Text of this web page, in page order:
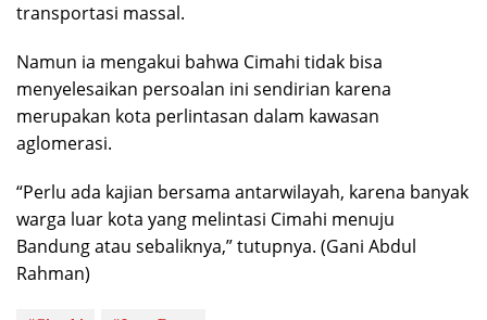
transportasi massal.
Namun ia mengakui bahwa Cimahi tidak bisa
menyelesaikan persoalan ini sendirian karena
merupakan kota perlintasan dalam kawasan
aglomerasi.
“Perlu ada kajian bersama antarwilayah, karena banyak
warga luar kota yang melintasi Cimahi menuju
Bandung atau sebaliknya,” tutupnya. (Gani Abdul
Rahman)